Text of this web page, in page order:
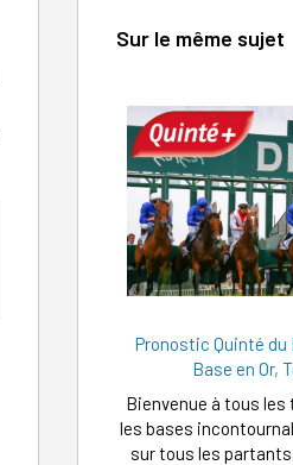
Sur le même sujet
Pronostic Quinté du
Base en Or,
Bienvenue à tous
les bases
sur tous les